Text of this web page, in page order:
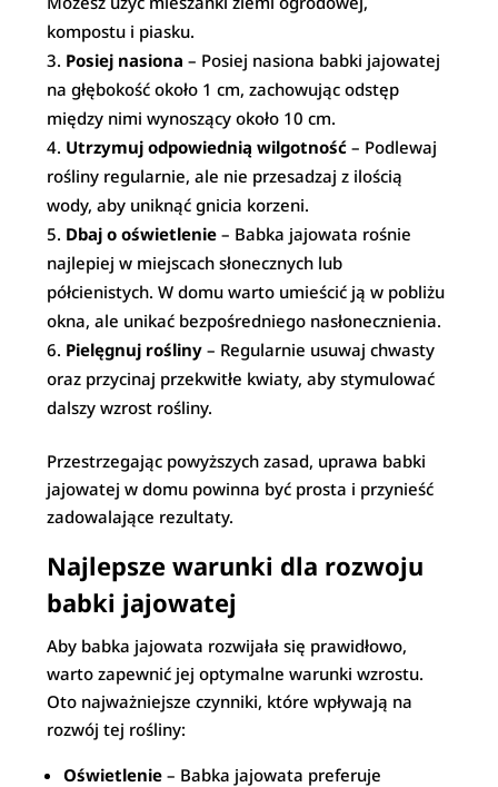
kompostu i piasku.
Posiej nasiona – Posiej nasiona babki jajowatej
na głębokość około 1 cm, zachowując odstęp
między nimi wynoszący około 10 cm.
Utrzymuj odpowiednią wilgotność – Podlewaj
rośliny regularnie, ale nie przesadzaj z ilością
wody, aby uniknąć gnicia korzeni.
Dbaj o oświetlenie – Babka jajowata rośnie
najlepiej w miejscach słonecznych lub
półcienistych. W domu warto umieścić ją w pobliżu
okna, ale unikać bezpośredniego nasłonecznienia.
Pielęgnuj rośliny – Regularnie usuwaj chwasty
oraz przycinaj przekwitłe kwiaty, aby stymulować
dalszy wzrost rośliny.
Przestrzegając powyższych zasad, uprawa babki
jajowatej w domu powinna być prosta i przynieść
zadowalające rezultaty.
Najlepsze warunki dla rozwoju
babki jajowatej
Aby babka jajowata rozwijała się prawidłowo,
warto zapewnić jej optymalne warunki wzrostu.
Oto najważniejsze czynniki, które wpływają na
rozwój tej rośliny:
Oświetlenie – Babka jajowata preferuje